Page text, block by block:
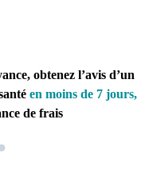
obtenez l’avis d’un
en moins de 7 jours,
de frais